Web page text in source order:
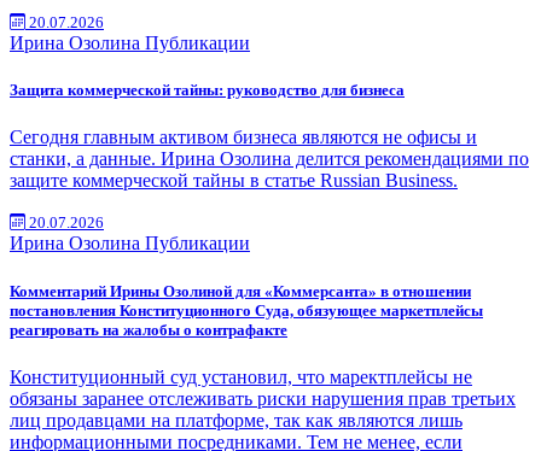
20.07.2026
Ирина Озолина Публикации
Защита коммерческой тайны: руководство для бизнеса
Сегодня главным активом бизнеса являются не офисы и
станки, а данные. Ирина Озолина делится рекомендациями по
защите коммерческой тайны в статье Russian Business.
20.07.2026
Ирина Озолина Публикации
Комментарий Ирины Озолиной для «Коммерсанта» в отношении
постановления Конституционного Суда, обязующее маркетплейсы
реагировать на жалобы о контрафакте
Конституционный суд установил, что маректплейсы не
обязаны заранее отслеживать риски нарушения прав третьих
лиц продавцами на платформе, так как являются лишь
информационными посредниками. Тем не менее, если